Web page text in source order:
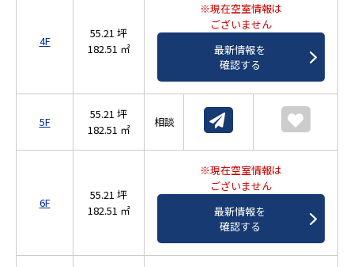
4F
55.21 坪
182.51 ㎡
※現在空室情報は
ございません
最新情報を
確認する
5F
55.21 坪
182.51 ㎡
相談
6F
55.21 坪
182.51 ㎡
※現在空室情報は
ございません
最新情報を
確認する